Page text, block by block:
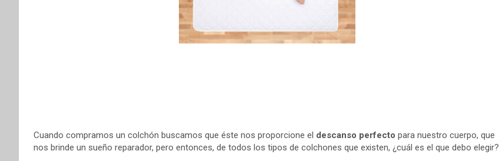
Cuando compramos un colchón buscamos que éste nos proporcione el descanso perfecto para nuestro cuerpo, que
nos brinde un sueño reparador, pero entonces, de todos los tipos de colchones que existen, ¿cuál es el que debo elegir?